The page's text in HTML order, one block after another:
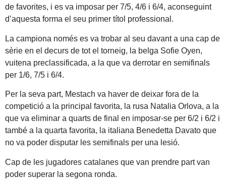
de favorites, i es va imposar per 7/5, 4/6 i 6/4, aconseguint
d’aquesta forma el seu primer títol professional.
La campiona només es va trobar al seu davant a una cap de
sèrie en el decurs de tot el torneig, la belga Sofie Oyen,
vuitena preclassificada, a la que va derrotar en semifinals
per 1/6, 7/5 i 6/4.
Per la seva part, Mestach va haver de deixar fora de la
competició a la principal favorita, la rusa Natalia Orlova, a la
que va eliminar a quarts de final en imposar-se per 6/2 i 6/2 i
també a la quarta favorita, la italiana Benedetta Davato que
no va poder disputar les semifinals per una lesió.
Cap de les jugadores catalanes que van prendre part van
poder superar la segona ronda.